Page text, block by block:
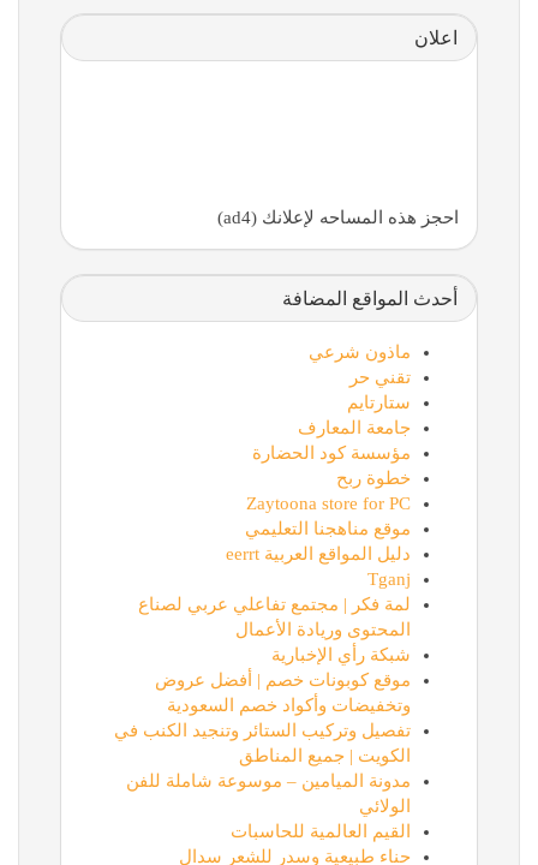
اعلان
احجز هذه المساحه لإعلانك (ad4)
أحدث المواقع المضافة
ماذون شرعي
تقني حر
ستارتايم
جامعة المعارف
مؤسسة كود الحضارة
خطوة ربح
Zaytoona store for PC
موقع مناهجنا التعليمي
دليل المواقع العربية eerrt
Tganj
لمة فكر | مجتمع تفاعلي عربي لصناع
المحتوى وريادة الأعمال
شبكة رأي الإخبارية
موقع كوبونات خصم | أفضل عروض
وتخفيضات وأكواد خصم السعودية
تفصيل وتركيب الستائر وتنجيد الكنب في
الكويت | جميع المناطق
مدونة الميامين – موسوعة شاملة للفن
الولائي
القيم العالمية للحاسبات
حناء طبيعية وسدر للشعر سدال